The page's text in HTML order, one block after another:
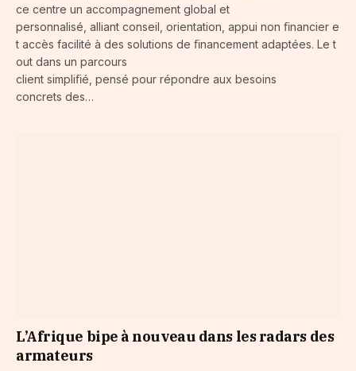
ce centre un accompagnement global et
personnalisé, alliant conseil, orientation, appui non ﬁnancier e
t accès facilité à des solutions de ﬁnancement adaptées. Le t
out dans un parcours
client simpliﬁé, pensé pour répondre aux besoins
concrets des…
L’Afrique bipe à nouveau dans les radars des
armateurs